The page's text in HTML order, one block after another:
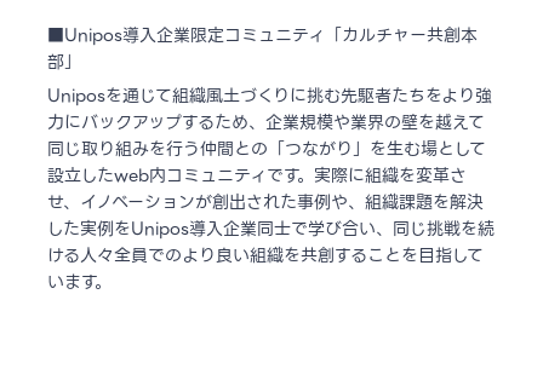
■Unipos導入企業限定コミュニティ「カルチャー共創本
部」
Uniposを通じて組織風土づくりに挑む先駆者たちをより強
力にバックアップするため、企業規模や業界の壁を越えて
同じ取り組みを行う仲間との「つながり」を生む場として
設立したweb内コミュニティです。実際に組織を変革さ
せ、イノベーションが創出された事例や、組織課題を解決
した実例をUnipos導入企業同士で学び合い、同じ挑戦を続
ける人々全員でのより良い組織を共創することを目指して
います。